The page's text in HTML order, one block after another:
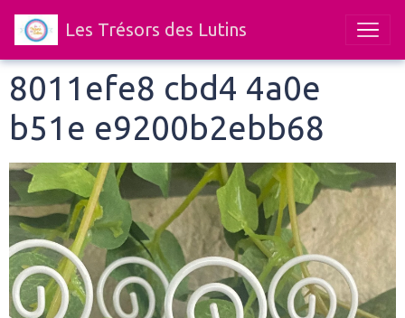
Les Trésors des Lutins
8011efe8 cbd4 4a0e
b51e e9200b2ebb68